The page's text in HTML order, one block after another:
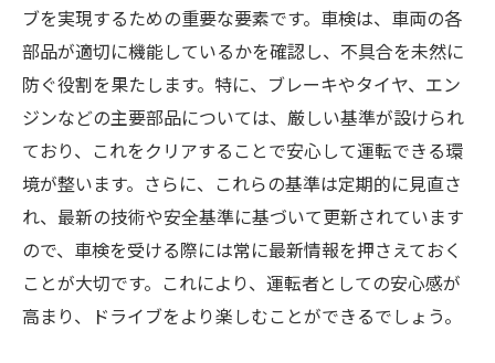
ブを実現するための重要な要素です。車検は、車両の各
部品が適切に機能しているかを確認し、不具合を未然に
防ぐ役割を果たします。特に、ブレーキやタイヤ、エン
ジンなどの主要部品については、厳しい基準が設けられ
ており、これをクリアすることで安心して運転できる環
境が整います。さらに、これらの基準は定期的に見直さ
れ、最新の技術や安全基準に基づいて更新されています
ので、車検を受ける際には常に最新情報を押さえておく
ことが大切です。これにより、運転者としての安心感が
高まり、ドライブをより楽しむことができるでしょう。